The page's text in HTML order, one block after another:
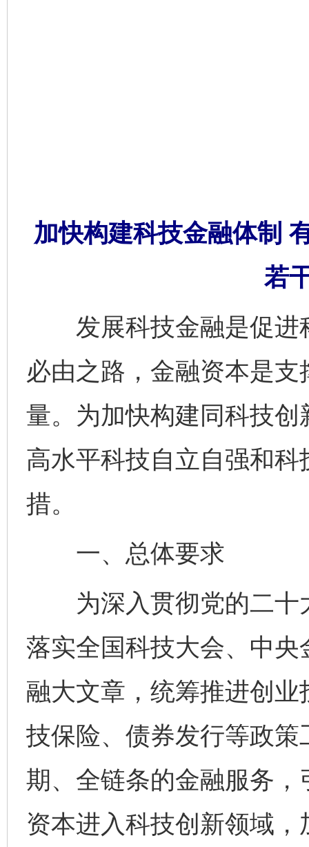
加快构建科技金融体制
若
发展科技金融是促进
必由之路，金融资本是
量。为加快构建同科技
高水平科技自立自强和
措。
一、总体要求
为深入贯彻党的二十
落实全国科技大会、中
融大文章，统筹推进创
技保险、债券发行等政
期、全链条的金融服务
资本进入科技创新领域